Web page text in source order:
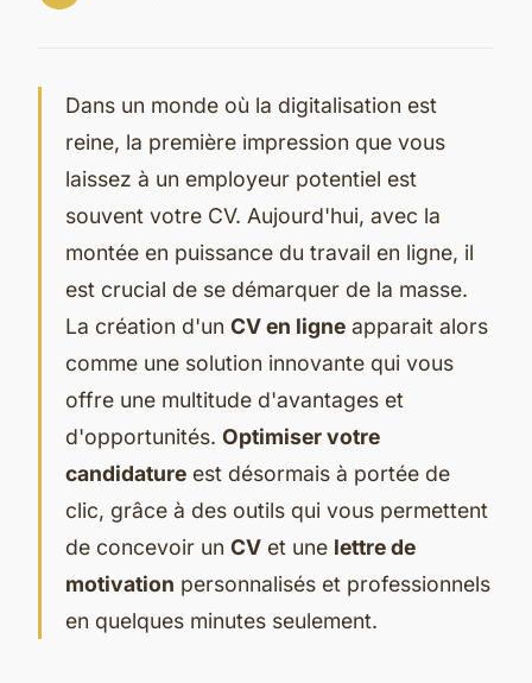
Dans un monde où la digitalisation est
reine, la première impression que vous
laissez à un employeur potentiel est
souvent votre CV. Aujourd'hui, avec la
montée en puissance du travail en ligne, il
est crucial de se démarquer de la masse.
La création d'un CV en ligne apparait alors
comme une solution innovante qui vous
offre une multitude d'avantages et
d'opportunités. Optimiser votre
candidature est désormais à portée de
clic, grâce à des outils qui vous permettent
de concevoir un CV et une lettre de
motivation personnalisés et professionnels
en quelques minutes seulement.